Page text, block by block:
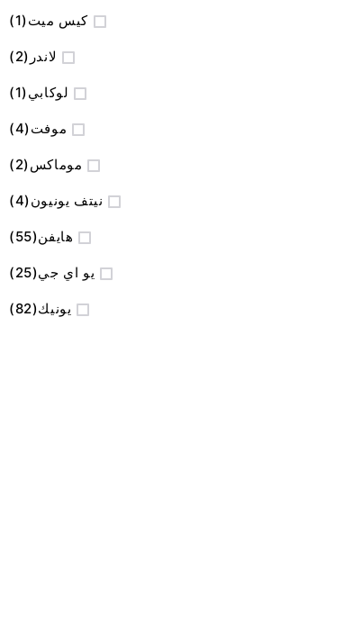
كيس ميت 1
منتج
لاندر 2
المنتج
لوكابي 1
منتج
موفت 4
المنتج
موماكس 2
المنتج
نيتف يونيون 4
المنتج
هايفن 55
المنتج
يو اي جي 25
المنتج
يونيك 82
المنتج